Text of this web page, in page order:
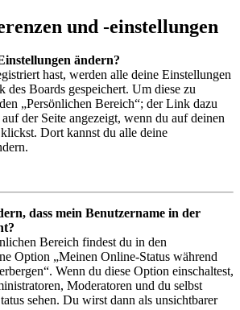
und -einstellungen
ändern?
hast, werden alle deine Einstellungen
des Boards gespeichert. Um diese zu
„Persönlichen Bereich“; der Link dazu
der Seite angezeigt, wenn du auf deinen
Dort kannst du alle deine
dass mein Benutzername in der
Bereich findest du in den
Option „Meinen Online-Status während
Wenn du diese Option einschaltest,
Moderatoren und du selbst
sehen. Du wirst dann als unsichtbarer